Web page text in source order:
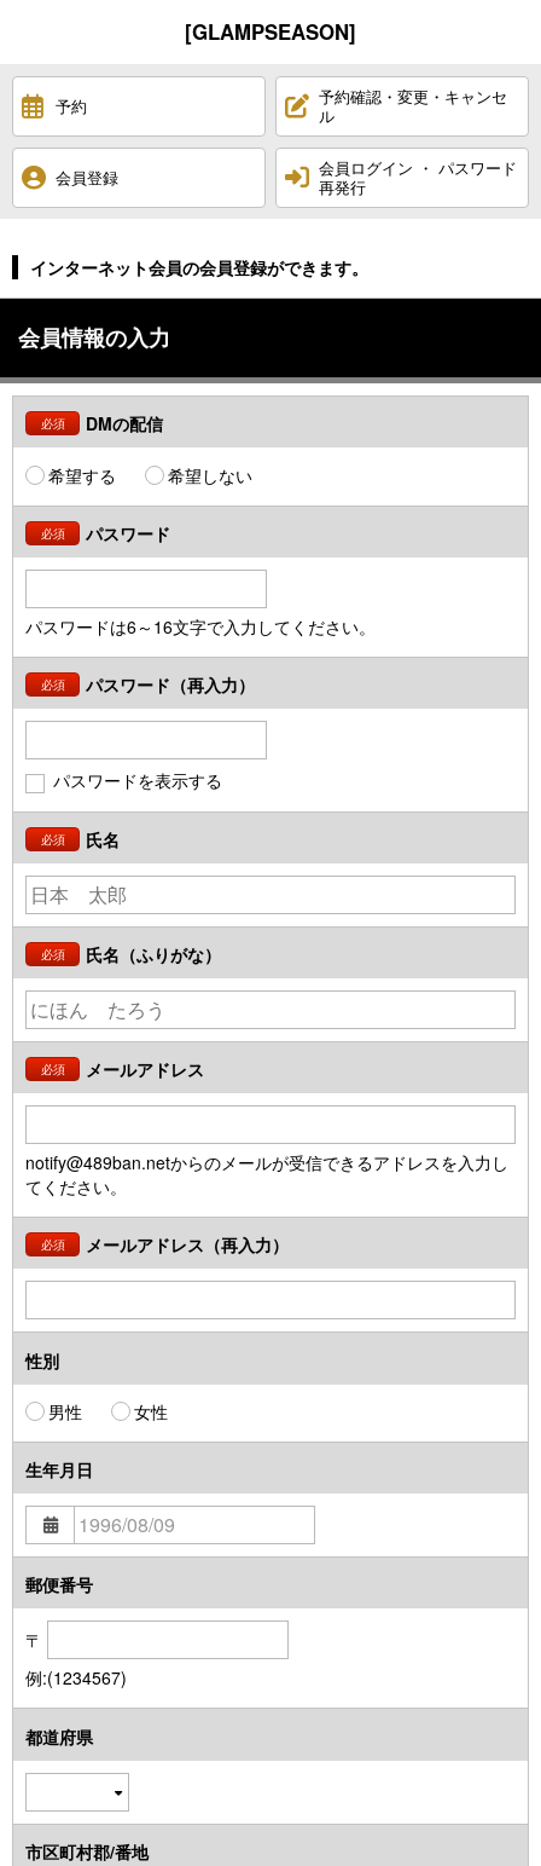
[GLAMPSEASON]
予約
予約確認・変更・キャンセ
ル
会員登録
会員ログイン ・ パスワード
再発行
インターネット会員の会員登録ができます。
会員情報の入力
必須 DMの配信
希望する 希望しない
必須 パスワード
パスワードは6～16文字で入力してください。
必須 パスワード（再入力）
パスワードを表示する
必須 氏名
必須 氏名（ふりがな）
必須 メールアドレス
notify@489ban.netからのメールが受信できるアドレスを入力し
てください。
必須 メールアドレス（再入力）
性別
男性 女性
生年月日
郵便番号
〒
例:(1234567)
都道府県
市区町村郡/番地